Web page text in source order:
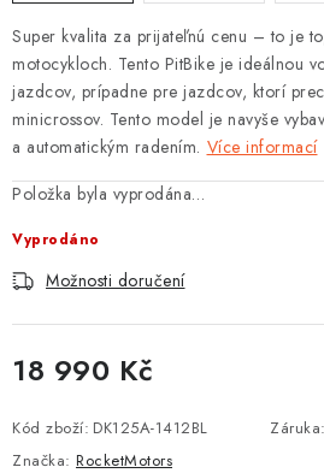
Super kvalita za prijateľnú cenu – to je
motocykloch. Tento PitBike je ideálnou
jazdcov, prípadne pre jazdcov, ktorí
minicrossov. Tento model je navyše
a automatickým radením. Více informací
Položka byla vyprodána…
Vyprodáno
Možnosti doručení
18 990 Kč
Kód zboží: DK125A-1412BL Záruka:
Značka: RocketMotors